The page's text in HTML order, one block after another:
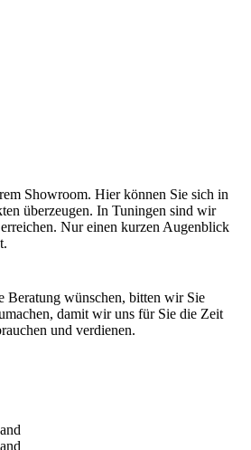
Showroom. Hier können Sie sich in
überzeugen. In Tuningen sind wir
Nur einen kurzen Augenblick
Beratung wünschen, bitten wir Sie
damit wir uns für Sie die Zeit
und verdienen.